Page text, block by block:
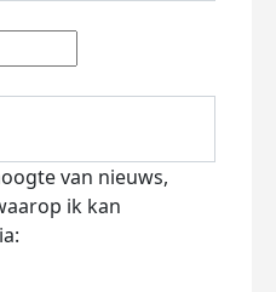
van nieuws,
ik kan